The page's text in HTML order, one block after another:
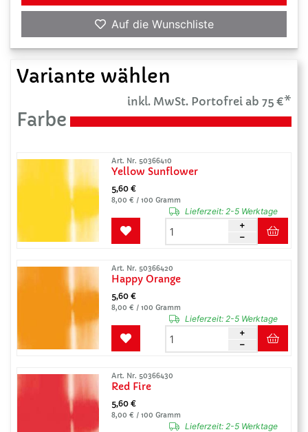
Auf die Wunschliste
Variante wählen
inkl. MwSt. Portofrei ab 75 €*
Farbe
Art. Nr. 50366410
Yellow Sunflower
5,60 €
8,00 € / 100 Gramm
Lieferzeit:2-5 Werktage
Art. Nr. 50366420
Happy Orange
5,60 €
8,00 € / 100 Gramm
Lieferzeit:2-5 Werktage
Art. Nr. 50366430
Red Fire
5,60 €
8,00 € / 100 Gramm
Lieferzeit:2-5 Werktage